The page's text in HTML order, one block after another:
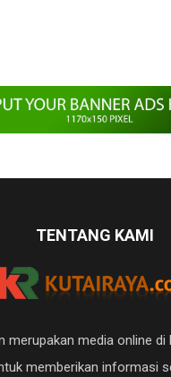
TENTANG KAMI
merupakan media online
memberikan informasi